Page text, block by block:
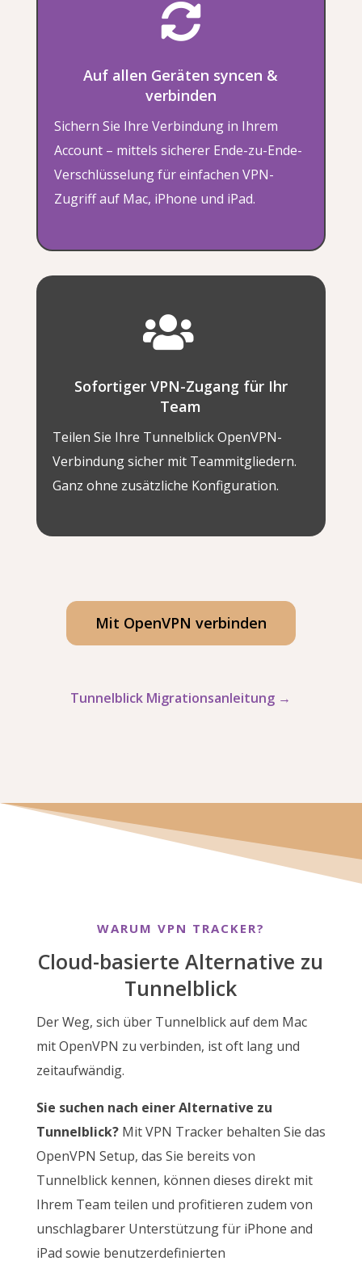

Auf allen Geräten syncen &
verbinden
Sichern Sie Ihre Verbindung in Ihrem
Account – mittels sicherer Ende-zu-Ende-
Verschlüsselung für einfachen VPN-
Zugriff auf Mac, iPhone und iPad.

Sofortiger VPN-Zugang für Ihr
Team
Teilen Sie Ihre Tunnelblick OpenVPN-
Verbindung sicher mit Teammitgliedern.
Ganz ohne zusätzliche Konfiguration.
Mit OpenVPN verbinden
Tunnelblick Migrationsanleitung →
WARUM VPN TRACKER?
Cloud-basierte Alternative zu
Tunnelblick
Der Weg, sich über Tunnelblick auf dem Mac
mit OpenVPN zu verbinden, ist oft lang und
zeitaufwändig.
Sie suchen nach einer Alternative zu
Tunnelblick?Mit VPN Tracker behalten Sie das
OpenVPN Setup, das Sie bereits von
Tunnelblick kennen, können dieses direkt mit
Ihrem Team teilen und profitieren zudem von
unschlagbarer Unterstützung für iPhone and
iPad sowie benutzerdefinierten